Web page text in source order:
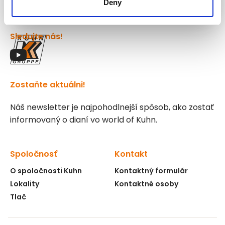
Deny
Zostaňte aktuálni!
Náš newsletter je najpohodlnejší spôsob, ako zostať
informovaný o dianí vo world of Kuhn.
Spoločnosť
O spoločnosti Kuhn
Lokality
Tlač
Kontakt
Kontaktný formulár
Kontaktné osoby
Sledujte nás!